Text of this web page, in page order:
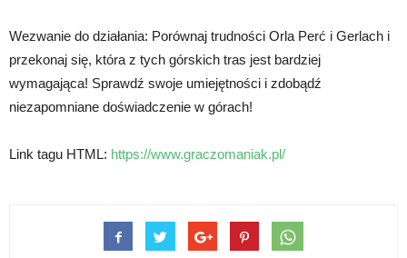
Wezwanie do działania: Porównaj trudności Orla Perć i Gerlach i
przekonaj się, która z tych górskich tras jest bardziej
wymagająca! Sprawdź swoje umiejętności i zdobądź
niezapomniane doświadczenie w górach!
Link tagu HTML: https://www.graczomaniak.pl/